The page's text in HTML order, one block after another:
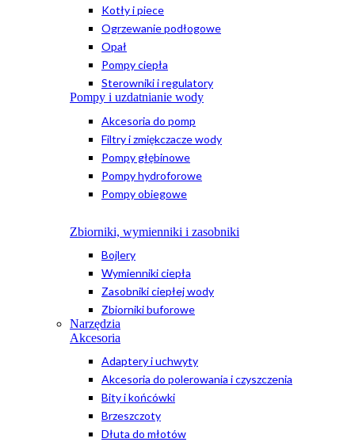
Kotły i piece
Ogrzewanie podłogowe
Opał
Pompy ciepła
Sterowniki i regulatory
Pompy i uzdatnianie wody
Akcesoria do pomp
Filtry i zmiękczacze wody
Pompy głębinowe
Pompy hydroforowe
Pompy obiegowe
Zbiorniki, wymienniki i zasobniki
Bojlery
Wymienniki ciepła
Zasobniki ciepłej wody
Zbiorniki buforowe
Narzędzia
Akcesoria
Adaptery i uchwyty
Akcesoria do polerowania i czyszczenia
Bity i końcówki
Brzeszczoty
Dłuta do młotów